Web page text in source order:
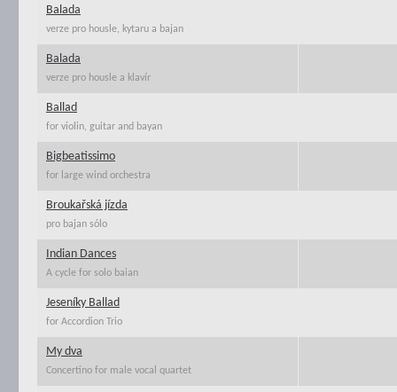
Balada
verze pro housle, kytaru a bajan
Balada
verze pro housle a klavír
Ballad
for violin, guitar and bayan
Bigbeatissimo
for large wind orchestra
Broukařská jízda
pro bajan sólo
Indian Dances
A cycle for solo baian
Jeseníky Ballad
for Accordion Trio
My dva
Concertino for male vocal quartet